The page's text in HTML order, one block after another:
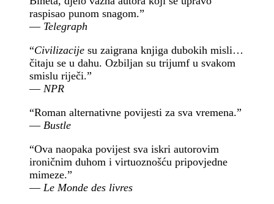
raspisao punom snagom.”
— Telegraph
“Civilizacije su zaigrana knjiga dubokih misli…
čitaju se u dahu. Ozbiljan su trijumf u svakom
smislu riječi.”
— NPR
“Roman alternativne povijesti za sva vremena.”
— Bustle
“Ova naopaka povijest sva iskri autorovim
ironičnim duhom i virtuoznošću pripovjedne
mimeze.”
— Le Monde des livres